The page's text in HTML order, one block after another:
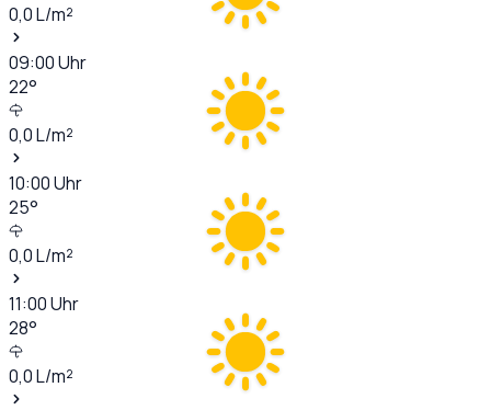
0,0L/m²
09:00Uhr
22°
0,0L/m²
10:00Uhr
25°
0,0L/m²
11:00Uhr
28°
0,0L/m²